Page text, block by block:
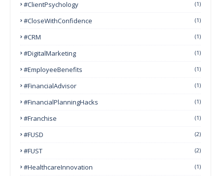
#ClientPsychology (1)
#CloseWithConfidence (1)
#CRM (1)
#DigitalMarketing (1)
#EmployeeBenefits (1)
#FinancialAdvisor (1)
#FinancialPlanningHacks (1)
#franchise (1)
#FUSD (2)
#FUST (2)
#HealthcareInnovation (1)